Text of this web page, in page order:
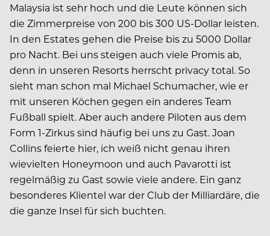
Malaysia ist sehr hoch und die Leute können sich
die Zimmerpreise von 200 bis 300 US-Dollar leisten.
In den Estates gehen die Preise bis zu 5000 Dollar
pro Nacht. Bei uns steigen auch viele Promis ab,
denn in unseren Resorts herrscht privacy total. So
sieht man schon mal Michael Schumacher, wie er
mit unseren Köchen gegen ein anderes Team
Fußball spielt. Aber auch andere Piloten aus dem
Form 1-Zirkus sind häufig bei uns zu Gast. Joan
Collins feierte hier, ich weiß nicht genau ihren
wievielten Honeymoon und auch Pavarotti ist
regelmäßig zu Gast sowie viele andere. Ein ganz
besonderes Klientel war der Club der Milliardäre, die
die ganze Insel für sich buchten.